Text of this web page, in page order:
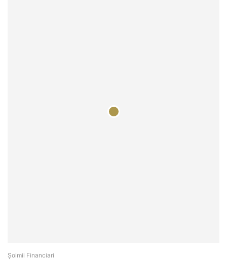
Șoimii Financiari